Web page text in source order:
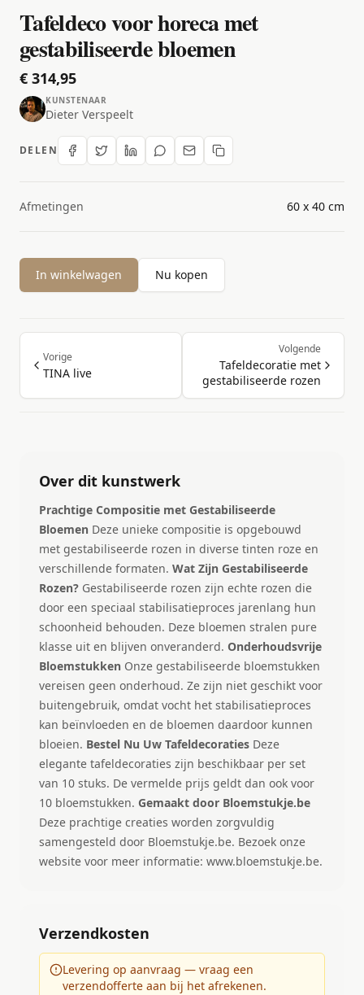
Tafeldeco voor horeca met
gestabiliseerde bloemen
€ 314,95
KUNSTENAAR
Dieter Verspeelt
DELEN
Afmetingen 60 x 40 cm
In winkelwagen Nu kopen
Vorige
TINA live
Volgende
Tafeldecoratie met
gestabiliseerde rozen
Over dit kunstwerk
Prachtige Compositie met Gestabiliseerde
Bloemen Deze unieke compositie is opgebouwd
met gestabiliseerde rozen in diverse tinten roze en
verschillende formaten. Wat Zijn Gestabiliseerde
Rozen? Gestabiliseerde rozen zijn echte rozen die
door een speciaal stabilisatieproces jarenlang hun
schoonheid behouden. Deze bloemen stralen pure
klasse uit en blijven onveranderd. Onderhoudsvrije
Bloemstukken Onze gestabiliseerde bloemstukken
vereisen geen onderhoud. Ze zijn niet geschikt voor
buitengebruik, omdat vocht het stabilisatieproces
kan beïnvloeden en de bloemen daardoor kunnen
bloeien. Bestel Nu Uw Tafeldecoraties Deze
elegante tafeldecoraties zijn beschikbaar per set
van 10 stuks. De vermelde prijs geldt dan ook voor
10 bloemstukken. Gemaakt door Bloemstukje.be
Deze prachtige creaties worden zorgvuldig
samengesteld door Bloemstukje.be. Bezoek onze
website voor meer informatie: www.bloemstukje.be.
Verzendkosten
Levering op aanvraag — vraag een
verzendofferte aan bij het afrekenen.